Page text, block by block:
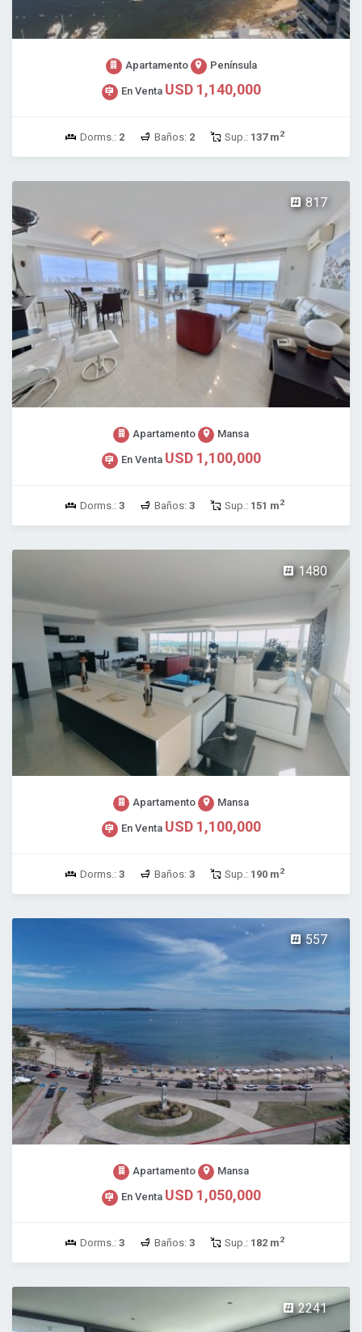
Apartamento Península
En Venta USD 1,140,000
Dorms.: 2 Baños: 2 Sup.: 137 m2
817
Apartamento Mansa
En Venta USD 1,100,000
Dorms.: 3 Baños: 3 Sup.: 151 m2
1480
Apartamento Mansa
En Venta USD 1,100,000
Dorms.: 3 Baños: 3 Sup.: 190 m2
557
Apartamento Mansa
En Venta USD 1,050,000
Dorms.: 3 Baños: 3 Sup.: 182 m2
2241